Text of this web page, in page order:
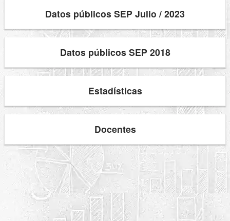
Datos públicos SEP Julio / 2023
Datos públicos SEP 2018
Estadísticas
Docentes